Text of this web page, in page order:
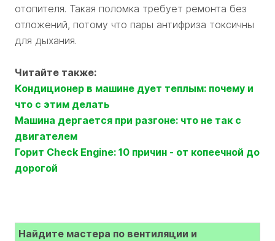
отопителя. Такая поломка требует ремонта без
отложений, потому что пары антифриза токсичны
для дыхания.
Читайте также:
Кондиционер в машине дует теплым: почему и
что с этим делать
Машина дергается при разгоне: что не так с
двигателем
Горит Check Engine: 10 причин - от копеечной до
дорогой
Найдите мастера по вентиляции и